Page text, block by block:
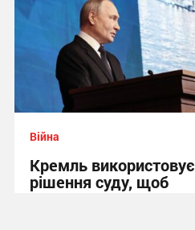
Війна
Кремль використовує
рішення суду, щоб